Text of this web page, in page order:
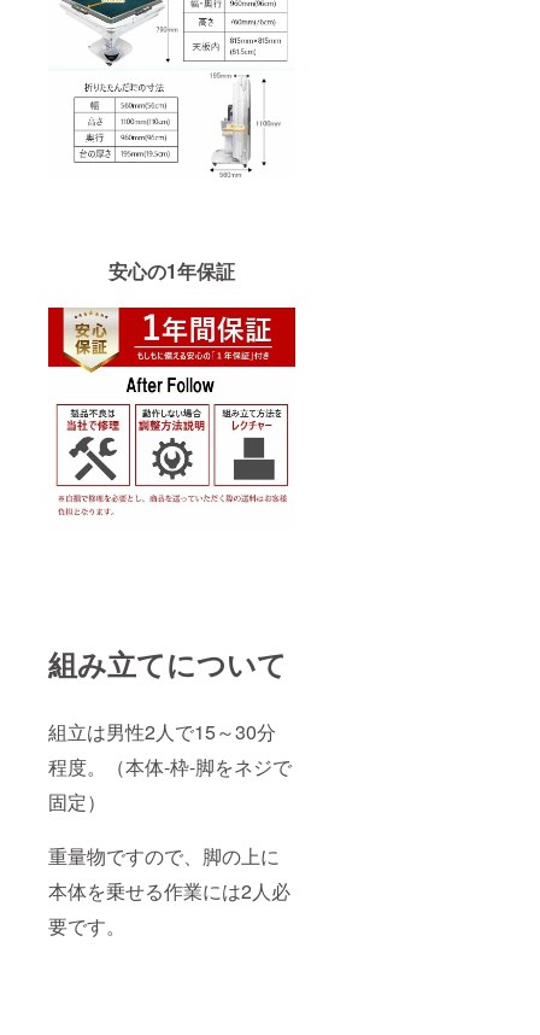
安心の1年保証
組み立てについて
組立は男性2人で15～30分
程度。（本体-枠-脚をネジで
固定）
重量物ですので、脚の上に
本体を乗せる作業には2人必
要です。